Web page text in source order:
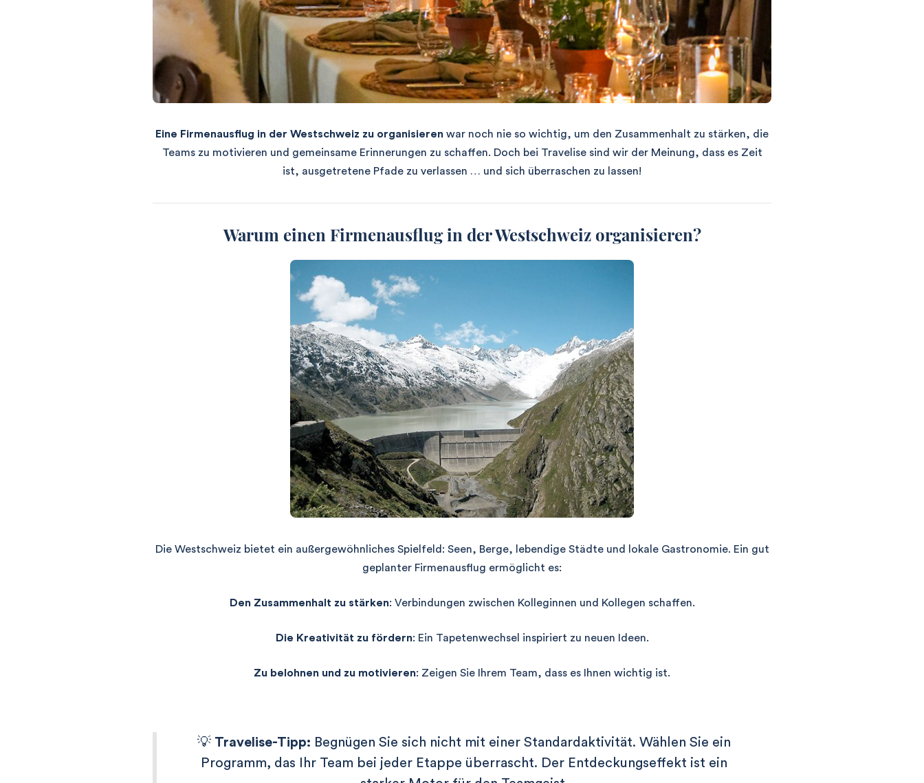
Eine Firmenausflug in der Westschweiz zu organisieren war noch nie so wichtig, um den Zusammenhalt zu stärken, die
Teams zu motivieren und gemeinsame Erinnerungen zu schaffen. Doch bei Travelise sind wir der Meinung, dass es Zeit
ist, ausgetretene Pfade zu verlassen … und sich überraschen zu lassen!
Warum einen Firmenausflug in der Westschweiz organisieren?
Die Westschweiz bietet ein außergewöhnliches Spielfeld: Seen, Berge, lebendige Städte und lokale Gastronomie. Ein gut
geplanter Firmenausflug ermöglicht es:
Den Zusammenhalt zu stärken: Verbindungen zwischen Kolleginnen und Kollegen schaffen.
Die Kreativität zu fördern: Ein Tapetenwechsel inspiriert zu neuen Ideen.
Zu belohnen und zu motivieren: Zeigen Sie Ihrem Team, dass es Ihnen wichtig ist.
💡 Travelise-Tipp: Begnügen Sie sich nicht mit einer Standardaktivität. Wählen Sie ein
Programm, das Ihr Team bei jeder Etappe überrascht. Der Entdeckungseffekt ist ein